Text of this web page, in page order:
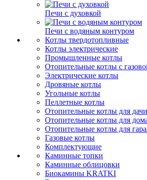
Печи с духовкой
Печи с водяным контуром
Котлы твердотопливные
Котлы электрические
Промышленные котлы
Отопительные котлы с
Электрические котлы
Дровяные котлы
Угольные котлы
Пеллетные котлы
Отопительные котлы для дачи
Отопительные котлы для
Отопительные котлы для
Газовые котлы
Комплектующие
Каминные топки
Каминные облицовки
Биокамины KRATKI